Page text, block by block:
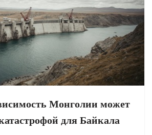
Монголии может
для Байкала